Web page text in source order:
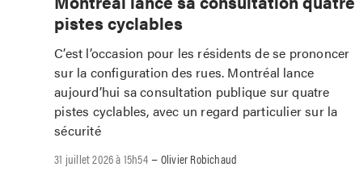
pistes cyclables
C’est l’occasion pour les résidents de se prononcer
sur la configuration des rues. Montréal lance
aujourd’hui sa consultation publique sur quatre
pistes cyclables, avec un regard particulier sur la
sécurité
31 juillet 2026 à 15h54–Olivier Robichaud